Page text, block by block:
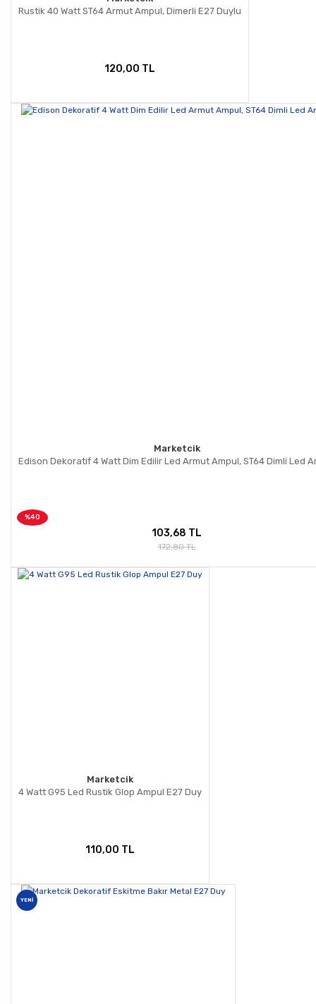
Rustik 40 Watt ST64 Armut Ampul, Dimerli E27 Duylu
120,00 TL
Marketcik
Edison Dekoratif 4 Watt Dim Edilir Led Armut Ampul, ST64 Dimli Led
%40
103,68 TL
172,80 TL
Marketcik
4 Watt G95 Led Rustik Glop Ampul E27 Duy
110,00 TL
YENİ